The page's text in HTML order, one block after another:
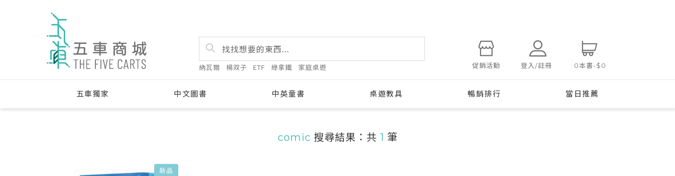
納瓦爾 楊双子 ETF 綠拿鐵 家庭桌遊 促銷活動 登入/註冊 0本書-$0
五車獨家 中文圖書 中英童書 桌遊教具 暢銷排行 當日推薦
comic 搜尋結果：共 1 筆
新品